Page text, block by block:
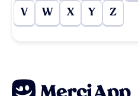
V W X Y Z